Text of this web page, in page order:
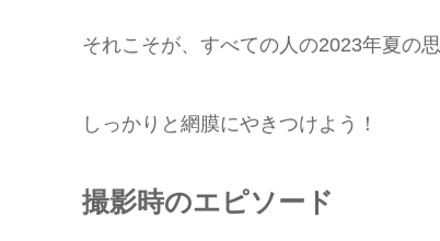
それこそが、すべての人の2023年夏の
しっかりと網膜にやきつけよう！
撮影時のエピソード